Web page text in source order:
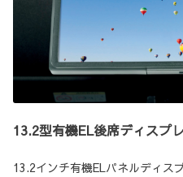
13.2型有機EL後席ディスプ
13.2インチ有機ELパネルディス